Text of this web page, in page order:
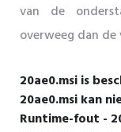
van de
overweeg dan de
20ae0.msi is
20ae0.msi kan
Runtime-fout -